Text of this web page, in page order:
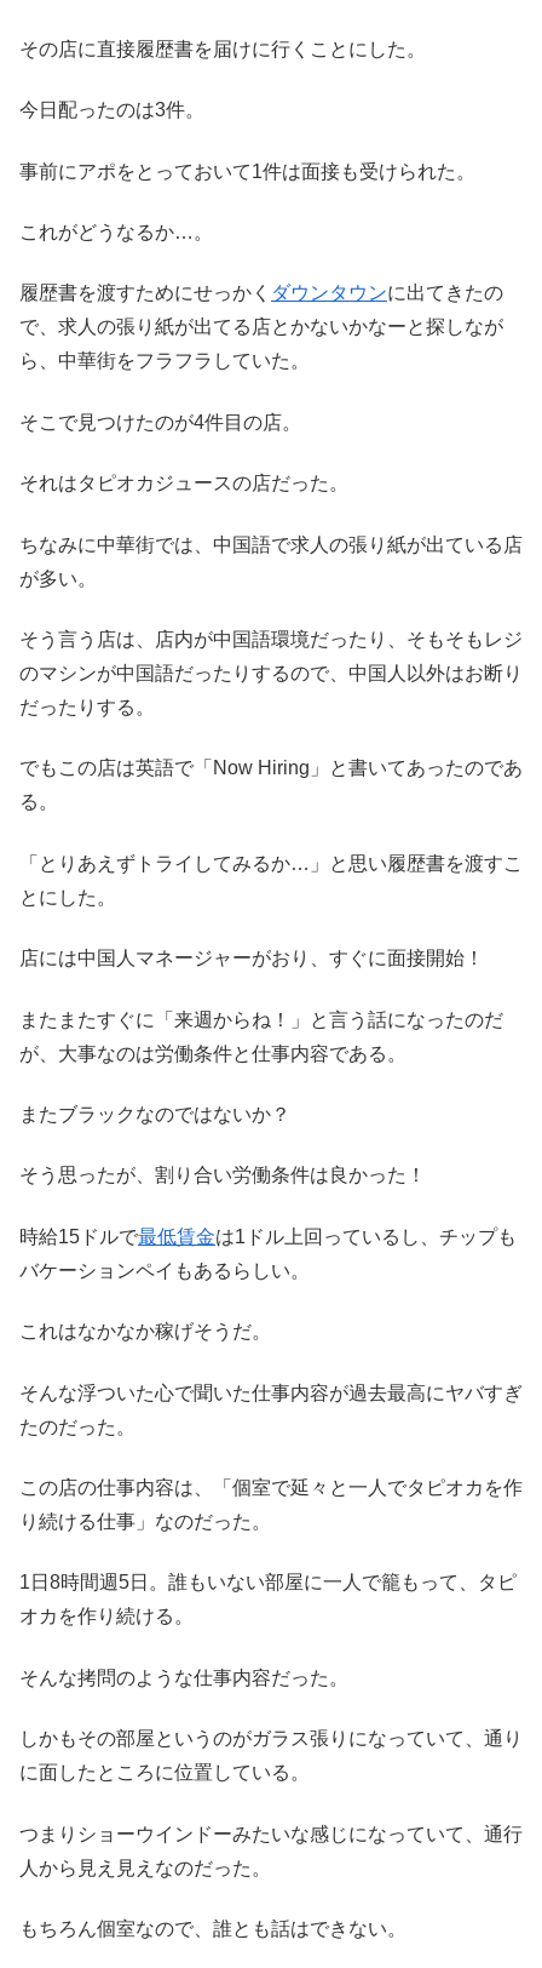
その店に直接履歴書を届けに行くことにした。
今日配ったのは3件。
事前にアポをとっておいて1件は面接も受けられた。
これがどうなるか…。
履歴書を渡すためにせっかく ダウンタウンに出てきたの
で、求人の張り紙が出てる店とかないかなーと探しなが
ら、中華街をフラフラしていた。
そこで見つけたのが4件目の店。
それはタピオカジュースの店だった。
ちなみに中華街では、中国語で求人の張り紙が出ている店
が多い。
そう言う店は、店内が中国語環境だったり、そもそもレジ
のマシンが中国語だったりするので、中国人以外はお断り
だったりする。
でもこの店は英語で「Now Hiring」と書いてあったのであ
る。
「とりあえずトライしてみるか…」と思い履歴書を渡すこ
とにした。
店には中国人マネージャーがおり、すぐに面接開始！
またまたすぐに「来週からね！」と言う話になったのだ
が、大事なのは労働条件と仕事内容である。
またブラックなのではないか？
そう思ったが、割り合い労働条件は良かった！
時給15ドルで最低賃金は1ドル上回っているし、チップも
バケーションペイもあるらしい。
これはなかなか稼げそうだ。
そんな浮ついた心で聞いた仕事内容が過去最高にヤバすぎ
たのだった。
この店の仕事内容は、「個室で延々と一人でタピオカを作
り続ける仕事」なのだった。
1日8時間週5日。誰もいない部屋に一人で籠もって、タピ
オカを作り続ける。
そんな拷問のような仕事内容だった。
しかもその部屋というのがガラス張りになっていて、通り
に面したところに位置している。
つまりショーウインドーみたいな感じになっていて、通行
人から見え見えなのだった。
もちろん個室なので、誰とも話はできない。